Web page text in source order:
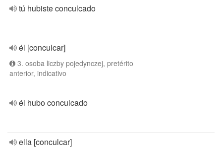
tú hubiste conculcado
él [conculcar]
3. osoba liczby pojedynczej, pretérito
anterior, indicativo
él hubo conculcado
ella [conculcar]